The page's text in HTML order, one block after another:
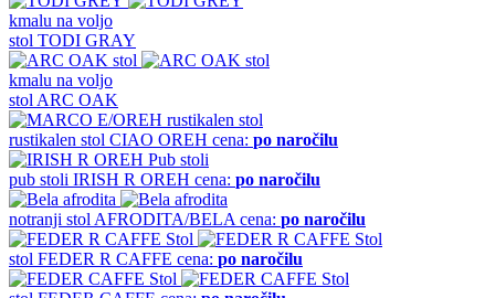
kmalu na voljo
stol TODI GRAY
kmalu na voljo
stol ARC OAK
rustikalen stol CIAO OREH cena: po naročilu
pub stoli IRISH R OREH cena: po naročilu
notranji stol AFRODITA/BELA cena: po naročilu
stol FEDER R CAFFE cena: po naročilu